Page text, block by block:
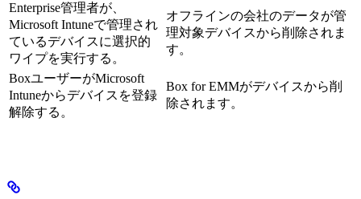
Enterprise管理者が、
Microsoft Intuneで管理され
ているデバイスに選択的
ワイプを実行する。
オフラインの会社のデータが管
理対象デバイスから削除されま
す。
BoxユーザーがMicrosoft
Intuneからデバイスを登録
解除する。
Box for EMMがデバイスから削
除されます。